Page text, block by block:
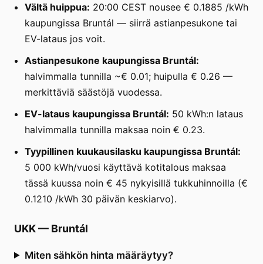
Vältä huippua: 20:00 CEST nousee € 0.1885 /kWh
kaupungissa Bruntál — siirrä astianpesukone tai
EV-lataus jos voit.
Astianpesukone kaupungissa Bruntál:
halvimmalla tunnilla ~€ 0.01; huipulla € 0.26 —
merkittäviä säästöjä vuodessa.
EV-lataus kaupungissa Bruntál: 50 kWh:n lataus
halvimmalla tunnilla maksaa noin € 0.23.
Tyypillinen kuukausilasku kaupungissa Bruntál:
5 000 kWh/vuosi käyttävä kotitalous maksaa
tässä kuussa noin € 45 nykyisillä tukkuhinnoilla (€
0.1210 /kWh 30 päivän keskiarvo).
UKK— Bruntál
Miten sähkön hinta määräytyy?